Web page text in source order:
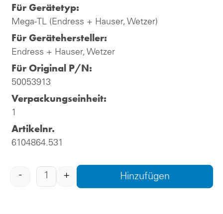
Für Gerätetyp:
Mega-TL (Endress + Hauser, Wetzer)
Für Gerätehersteller:
Endress + Hauser, Wetzer
Für Original P/N:
50053913
Verpackungseinheit:
1
Artikelnr.
6104864.531
- + Hinzufügen